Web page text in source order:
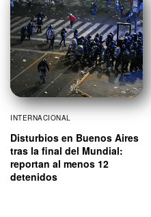
INTERNACIONAL
Disturbios en Buenos Aires
tras la final del Mundial:
reportan al menos 12
detenidos